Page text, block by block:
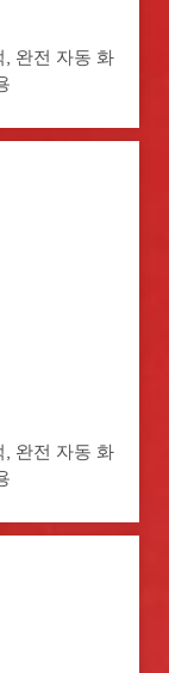
, 완전 자동 화
, 완전 자동 화